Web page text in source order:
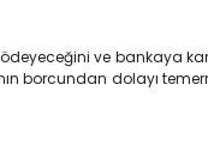
ve bankaya
borcundan dolayı